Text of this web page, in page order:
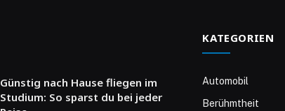
Günstig nach Hause fliegen im
Studium: So sparst du bei jeder
KATEGORIEN
Automobil
Berühmtheit